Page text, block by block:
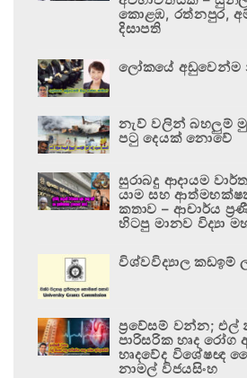
කොළඹ, රත්නපුර,
දිසාපති
ලෝකයේ අඩුවෙන්ම
නැව් වලින් බහලුම්
පටු දෙයක් නොවේ
සුරාබදු ආදායම
යාම සහ
කතාව – ආචාර්ය
හිටපු මානව විද්‍යා
විශ්වවිද්‍යාල
ප්‍රවේසම් වන්න;
පාරිසරික හෘද රෝග
හෘදවේද විශේෂඥ
නාමල් විජයසිංහ